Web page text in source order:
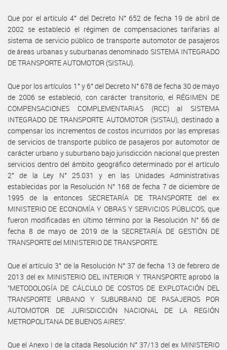
Que por el artículo 4° del Decreto N° 652 de fecha 19 de abril de
2002 se estableció el régimen de compensaciones tarifarias al
sistema de servicio público de transporte automotor de pasajeros
de áreas urbanas y suburbanas denominado SISTEMA INTEGRADO
DE TRANSPORTE AUTOMOTOR (SISTAU).
Que por los artículos 1° y 6° del Decreto N° 678 de fecha 30 de mayo
de 2006 se estableció, con carácter transitorio, el RÉGIMEN DE
COMPENSACIONES COMPLEMENTARIAS (RCC) al SISTEMA
INTEGRADO DE TRANSPORTE AUTOMOTOR (SISTAU), destinado a
compensar los incrementos de costos incurridos por las empresas
de servicios de transporte público de pasajeros por automotor de
carácter urbano y suburbano bajo jurisdicción nacional que presten
servicios dentro del ámbito geográfico determinado por el artículo
2° de la Ley N° 25.031 y en las Unidades Administrativas
establecidas por la Resolución N° 168 de fecha 7 de diciembre de
1995 de la entonces SECRETARÍA DE TRANSPORTE del ex
MINISTERIO DE ECONOMÍA Y OBRAS Y SERVICIOS PÚBLICOS, que
fueron modificadas en último término por la Resolución N° 66 de
fecha 8 de mayo de 2019 de la SECRETARÍA DE GESTIÓN DE
TRANSPORTE del MINISTERIO DE TRANSPORTE.
Que el artículo 3° de la Resolución N° 37 de fecha 13 de febrero de
2013 del ex MINISTERIO DEL INTERIOR Y TRANSPORTE aprobó la
“METODOLOGÍA DE CÁLCULO DE COSTOS DE EXPLOTACIÓN DEL
TRANSPORTE URBANO Y SUBURBANO DE PASAJEROS POR
AUTOMOTOR DE JURISDICCIÓN NACIONAL DE LA REGIÓN
METROPOLITANA DE BUENOS AIRES”.
Que el Anexo I de la citada Resolución N° 37/13 del ex MINISTERIO